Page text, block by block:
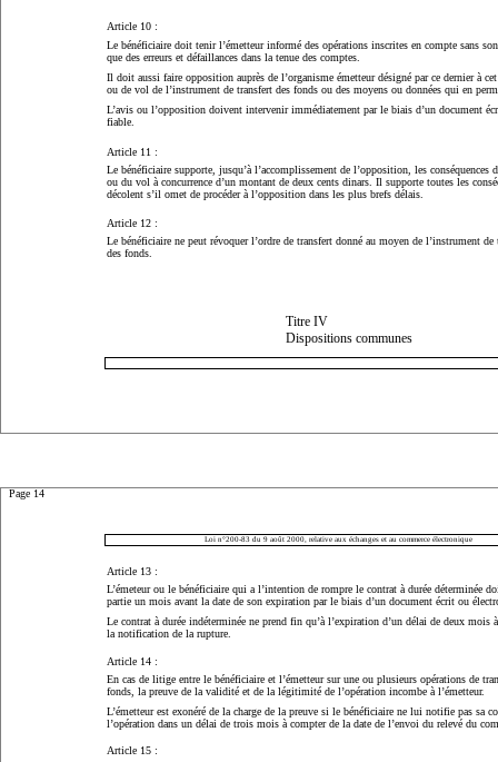
Article 10 :
Le bénéficiaire doit tenir l’émetteur informé des opérations inscrites en compte sans
que des erreurs et défaillances dans la tenue des comptes.
Il doit aussi faire opposition auprès de l’organisme émetteur désigné par ce dernier à
ou de vol de l’instrument de transfert des fonds ou des moyens ou données qui en
L’avis ou l’opposition doivent intervenir immédiatement par le biais d’un document
fiable.
Article 11 :
Le bénéficiaire supporte, jusqu’à l’accomplissement de l’opposition, les conséquences
ou du vol à concurrence d’un montant de deux cents dinars. Il supporte toutes les
décolent s’il omet de procéder à l’opposition dans les plus brefs délais.
Article 12 :
Le bénéficiaire ne peut révoquer l’ordre de transfert donné au moyen de l’instrument de
des fonds.
Titre IV
Dispositions communes
Page 14
Loi n°200-83 du 9 août 2000, relative aux échanges et au commerce électronique
Article 13 :
L’émeteur ou le bénéficiaire qui a l’intention de rompre le contrat à durée déterminée
partie un mois avant la date de son expiration par le biais d’un document écrit ou
Le contrat à durée indéterminée ne prend fin qu’à l’expiration d’un délai de deux mois
la notification de la rupture.
Article 14 :
En cas de litige entre le bénéficiaire et l’émetteur sur une ou plusieurs opérations de
fonds, la preuve de la validité et de la légitimité de l’opération incombe à l’émetteur.
L’émetteur est exonéré de la charge de la preuve si le bénéficiaire ne lui notifie pas sa
l’opération dans un délai de trois mois à compter de la date de l’envoi du relevé du
Article 15 :